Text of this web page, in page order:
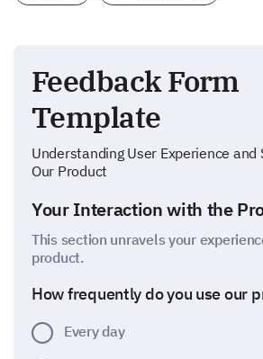
Feedback Form
Template
Understanding User Experience
Our Product
Your Interaction with the
This section unravels your
product.
How frequently do you use our
Every day